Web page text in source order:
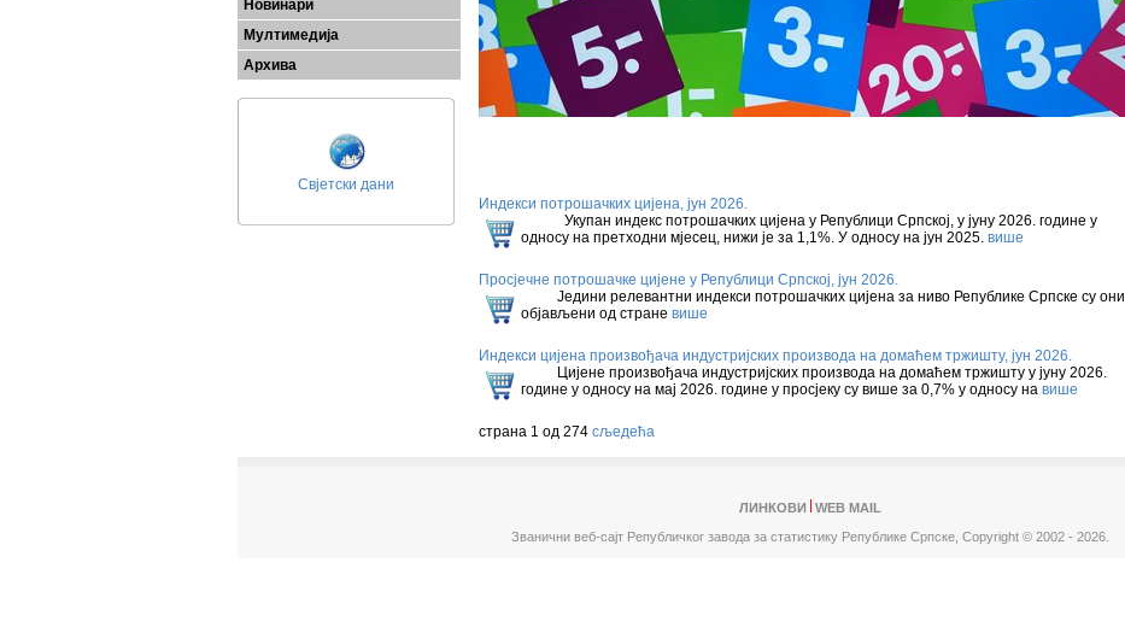
Новинари
Мултимедија
Архива
Свјетски дани
Индекси потрошачких цијена, јун 2026.
Укупан индекс потрошачких цијена у Републици Српској, у јуну 2026. године у
односу на претходни мјесец, нижи је за 1,1%. У односу на јун 2025. више
Просјечне потрошачке цијене у Републици Српској, јун 2026.
Једини релевантни индекси потрошачких цијена за ниво Републике Српске су они
објављени од стране више
Индекси цијена произвођача индустријских производа на домаћем тржишту, јун 2026.
Цијенe произвођачa индустријских производа на домаћем тржишту у јуну 2026.
године у односу на мај 2026. године у просјеку су више за 0,7% у односу на више
страна 1 од 274 сљедећа
ЛИНКОВИ
WEB MAIL
Званични веб-сајт Републичког завода за статистику Републике Српске, Copyright © 2002 - 2026.